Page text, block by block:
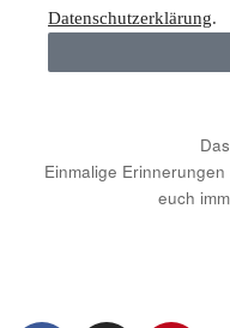
Datenschutzerklärung.
Einmalige
euch